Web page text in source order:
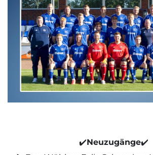
✔️Neuzugänge✔️